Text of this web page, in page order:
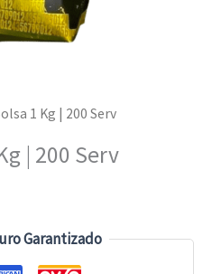
1 Kg | 200 Serv
| 200 Serv
Garantizado